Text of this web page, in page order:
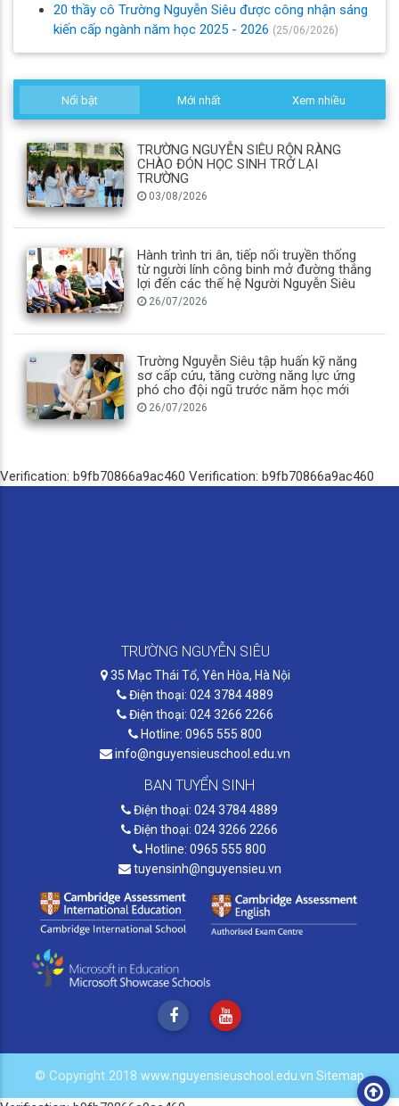
20 thầy cô Trường Nguyễn Siêu được công nhận sáng
kiến cấp ngành năm học 2025 - 2026 (25/06/2026)
Nổi bật Mới nhất Xem nhiều
TRƯỜNG NGUYỄN SIÊU RỘN RÀNG
CHÀO ĐÓN HỌC SINH TRỞ LẠI
TRƯỜNG
03/08/2026
Hành trình tri ân, tiếp nối truyền thống
từ người lính công binh mở đường thắng
lợi đến các thế hệ Người Nguyễn Siêu
26/07/2026
Trường Nguyễn Siêu tập huấn kỹ năng
sơ cấp cứu, tăng cường năng lực ứng
phó cho đội ngũ trước năm học mới
26/07/2026
Verification: b9fb70866a9ac460 Verification: b9fb70866a9ac460
TRƯỜNG NGUYỄN SIÊU
35 Mạc Thái Tổ, Yên Hòa, Hà Nội
Điện thoại: 024 3784 4889
Điện thoại: 024 3266 2266
Hotline: 0965 555 800
info@nguyensieuschool.edu.vn
BAN TUYỂN SINH
Điện thoại: 024 3784 4889
Điện thoại: 024 3266 2266
Hotline: 0965 555 800
tuyensinh@nguyensieu.vn
© Copyright 2018 www.nguyensieuschool.edu.vn Sitemap